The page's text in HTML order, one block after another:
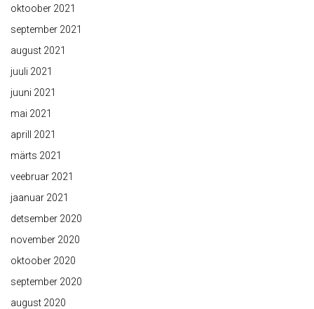
oktoober 2021
september 2021
august 2021
juuli 2021
juuni 2021
mai 2021
aprill 2021
märts 2021
veebruar 2021
jaanuar 2021
detsember 2020
november 2020
oktoober 2020
september 2020
august 2020